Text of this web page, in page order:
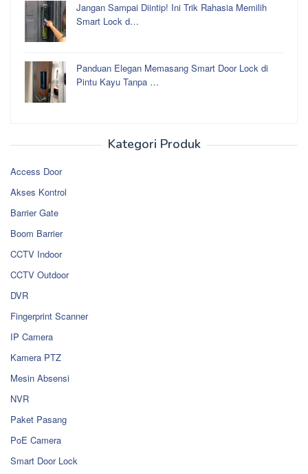
Jangan Sampai Diintip! Ini Trik Rahasia Memilih
Smart Lock d…
Panduan Elegan Memasang Smart Door Lock di
Pintu Kayu Tanpa …
Kategori Produk
Access Door
Akses Kontrol
Barrier Gate
Boom Barrier
CCTV Indoor
CCTV Outdoor
DVR
Fingerprint Scanner
IP Camera
Kamera PTZ
Mesin Absensi
NVR
Paket Pasang
PoE Camera
Smart Door Lock